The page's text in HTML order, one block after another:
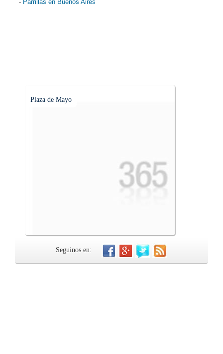
- Parrillas en Buenos Aires
Plaza de Mayo
Seguinos en: